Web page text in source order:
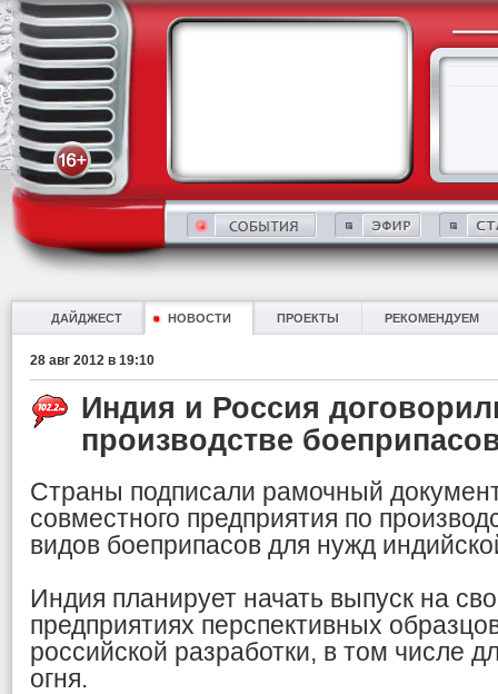
ДАЙДЖЕСТ НОВОСТИ ПРОЕКТЫ РЕКОМЕНДУЕМ
28 авг 2012 в 19:10
Индия и Россия
производстве
Страны подписали рамочный
совместного предприятия по
видов боеприпасов для нужд
Индия планирует начать выпуск на
предприятиях перспективных
российской разработки, в том числе
огня.